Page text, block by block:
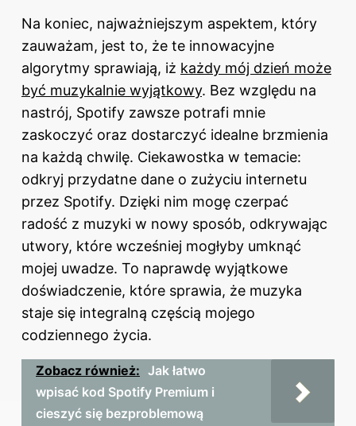
Na koniec, najważniejszym aspektem, który
zauważam, jest to, że te innowacyjne
algorytmy sprawiają, iż każdy mój dzień może
być muzykalnie wyjątkowy. Bez względu na
nastrój, Spotify zawsze potrafi mnie
zaskoczyć oraz dostarczyć idealne brzmienia
na każdą chwilę. Ciekawostka w temacie:
odkryj przydatne dane o zużyciu internetu
przez Spotify. Dzięki nim mogę czerpać
radość z muzyki w nowy sposób, odkrywając
utwory, które wcześniej mogłyby umknąć
mojej uwadze. To naprawdę wyjątkowe
doświadczenie, które sprawia, że muzyka
staje się integralną częścią mojego
codziennego życia.
Zobacz również: Jak łatwo
wpisać kod Spotify Premium i
cieszyć się bezproblemową